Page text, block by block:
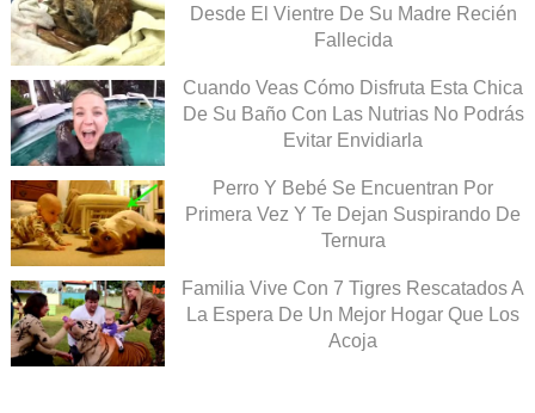
Desde El Vientre De Su Madre Recién
Fallecida
Cuando Veas Cómo Disfruta Esta Chica
De Su Baño Con Las Nutrias No Podrás
Evitar Envidiarla
Perro Y Bebé Se Encuentran Por
Primera Vez Y Te Dejan Suspirando De
Ternura
Familia Vive Con 7 Tigres Rescatados A
La Espera De Un Mejor Hogar Que Los
Acoja